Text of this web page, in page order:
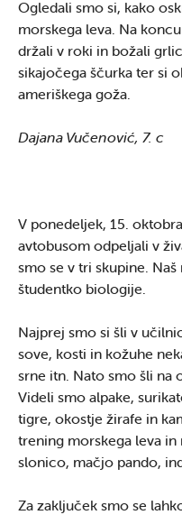
Ogledali smo si, kako
morskega leva. Na
držali v roki in božali
sikajočega ščurka ter si
ameriškega goža.
Dajana Vučenović, 7. c
V ponedeljek, 15.
avtobusom odpeljali v
smo se v tri skupine.
študentko biologije.
Najprej smo si šli v
sove, kosti in kožuhe
srne itn. Nato smo šli na
Videli smo alpake,
tigre, okostje žirafe in
trening morskega leva
slonico, mačjo pando,
Za zaključek smo se